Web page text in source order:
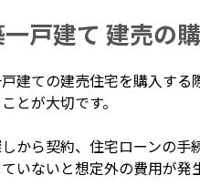
戸建て 建売の
建ての建売住宅を購入す
とが大切です。
から契約、住宅ローンの手
いないと想定外の費用が発